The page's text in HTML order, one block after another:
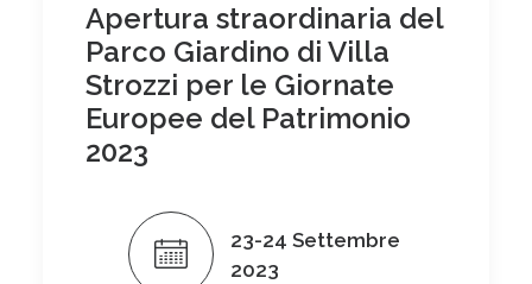
Apertura straordinaria del
Parco Giardino di Villa
Strozzi per le Giornate
Europee del Patrimonio
2023
23-24 Settembre
2023